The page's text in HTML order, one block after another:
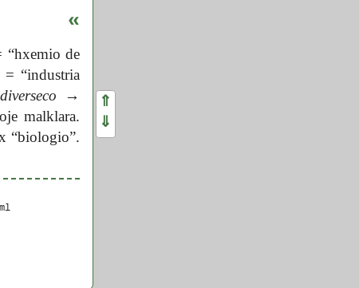
«
“hxemio de
= “industria
diverseco
→
malklara.
“biologio”.
⇑
⇓